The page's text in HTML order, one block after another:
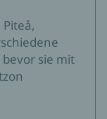
sie mit